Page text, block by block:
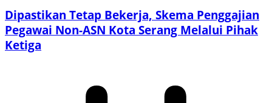
Dipastikan Tetap Bekerja, Skema Penggajian
Pegawai Non-ASN Kota Serang Melalui Pihak
Ketiga